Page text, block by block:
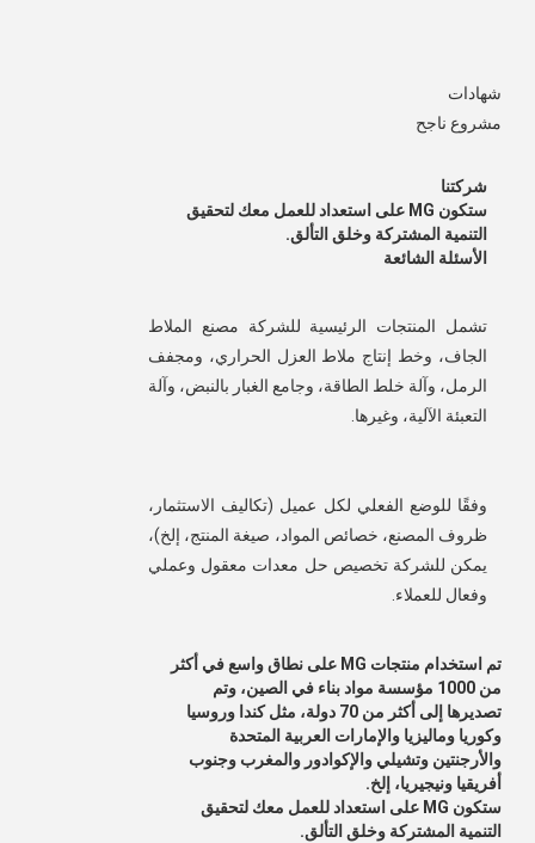
شهادات
مشروع ناجح
شركتنا
ستكون MG على استعداد للعمل معك لتحقيق
التنمية المشتركة وخلق التألق.
الأسئلة الشائعة
التعبئة الآلية، وغيرها.
وفعال للعملاء.
تم استخدام منتجات MG على نطاق واسع في أكثر
من 1000 مؤسسة مواد بناء في الصين، وتم
تصديرها إلى أكثر من 70 دولة، مثل كندا وروسيا
وكوريا وماليزيا والإمارات العربية المتحدة
والأرجنتين وتشيلي والإكوادور والمغرب وجنوب
أفريقيا ونيجيريا، إلخ.
ستكون MG على استعداد للعمل معك لتحقيق
التنمية المشتركة وخلق التألق.